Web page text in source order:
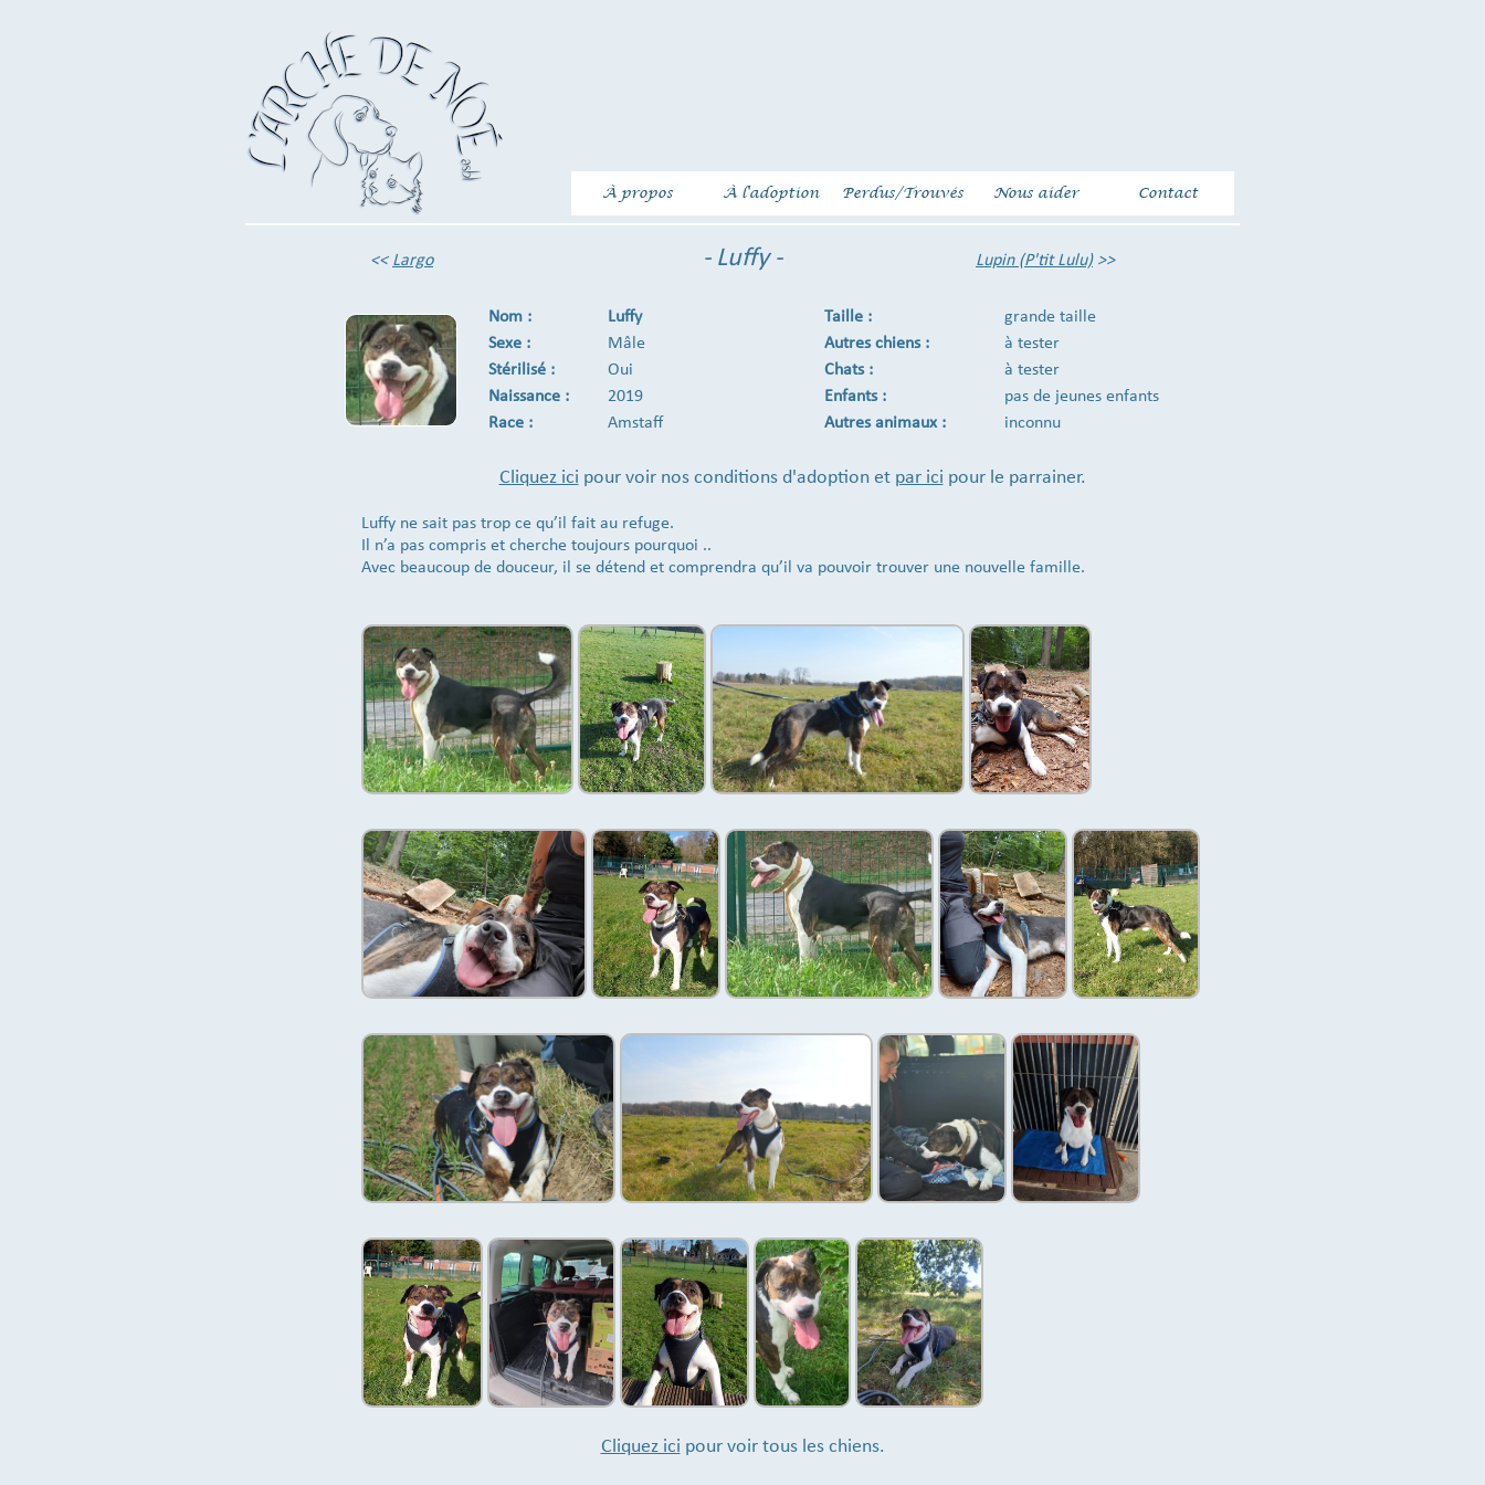
À propos À l'adoption Perdus/Trouvés Nous aider Contact
<< Largo - Luffy - Lupin (P'tit Lulu)>>
Nom : Luffy Taille :
grande taille
Sexe :
Mâle Autres chiens :
à tester
Stérilisé :
Oui Chats :
à tester
Naissance :
2019 Enfants :
pas de jeunes enfants
Race :
Amstaff Autres animaux : inconnu
Cliquez ici pour voir nos conditions d'adoption et par ici pour le parrainer.
Luffy ne sait pas trop ce qu’il fait au refuge.
Il n’a pas compris et cherche toujours pourquoi ..
Avec beaucoup de douceur, il se détend et comprendra qu’il va pouvoir trouver une nouvelle famille.
Cliquez ici pour voir tous les chiens.